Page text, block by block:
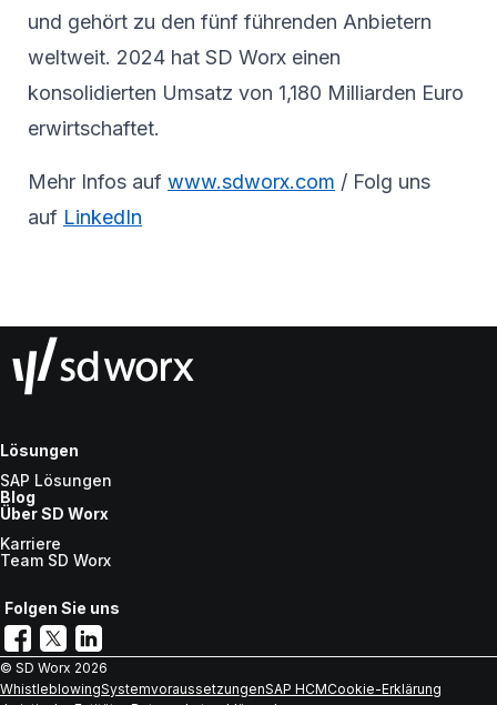
und gehört zu den fünf führenden Anbietern
weltweit. 2024 hat SD Worx einen
konsolidierten Umsatz von 1,180 Milliarden Euro
erwirtschaftet.
Mehr Infos auf www.sdworx.com / Folg uns
auf LinkedIn
Lösungen
SAP Lösungen
Blog
Über SD Worx
Karriere
Team SD Worx
Folgen Sie uns
© SD Worx 2026
WhistleblowingSystemvoraussetzungenSAP HCMCookie-Erklärung